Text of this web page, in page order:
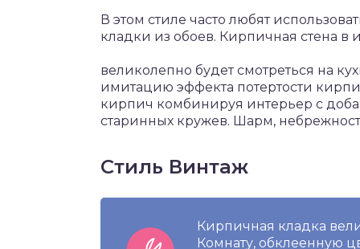
В этом стиле часто любят
кладки из обоев. Кирпичная стена в
великолепно будет смотреться на
имитацию эффекта потертости
кирпич комбинируя интерьер с
старинных кружев. Шарм,
Стиль Винтаж
Кирпичная кладка
Комнату, обклеенную